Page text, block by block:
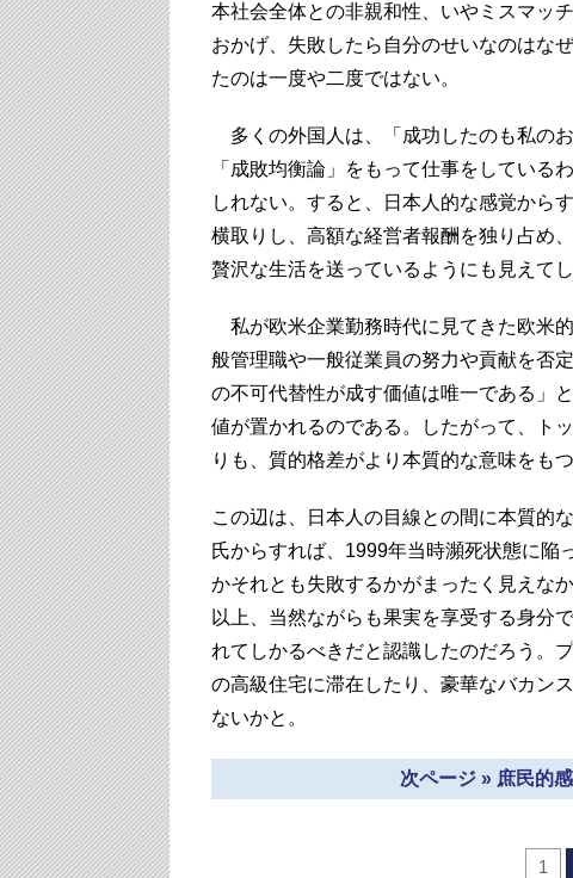
本社会全体との非親和性、いやミスマッ
おかげ、失敗したら自分のせいなのはな
たのは一度や二度ではない。
多くの外国人は、「成功したのも私の
「成敗均衡論」をもって仕事をしている
しれない。すると、日本人的な感覚から
横取りし、高額な経営者報酬を独り占め
贅沢な生活を送っているようにも見えてし
私が欧米企業勤務時代に見てきた欧米
般管理職や一般従業員の努力や貢献を否
の不可代替性が成す価値は唯一である」
値が置かれるのである。したがって、ト
りも、質的格差がより本質的な意味をも
この辺は、日本人の目線との間に本質的
氏からすれば、1999年当時瀕死状態に陥
かそれとも失敗するかがまったく見えな
以上、当然ながらも果実を享受する身分
れてしかるべきだと認識したのだろう。
の高級住宅に滞在したり、豪華なバカン
ないかと。
次ページ » 庶民的
1